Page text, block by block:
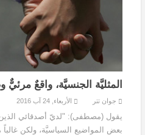
المثليَّة الجنسيَّة، واقعٌ
جوان تتر الأربعاء, 24 آب 2016
يقول (مصطفى): "لديّ أصدقائي
بعض المواضيع السياسيَّة، ولكن غالباً